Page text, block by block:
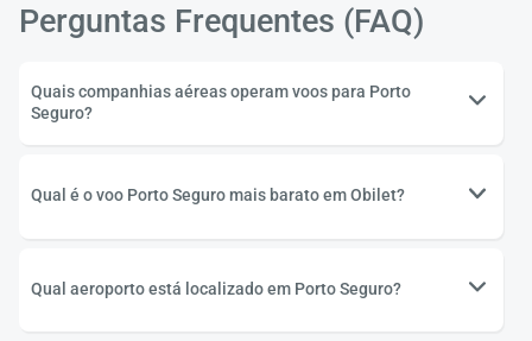
Perguntas Frequentes (FAQ)
Quais companhias aéreas operam voos para Porto
Seguro?
Qual é o voo Porto Seguro mais barato em Obilet?
Qual aeroporto está localizado em Porto Seguro?